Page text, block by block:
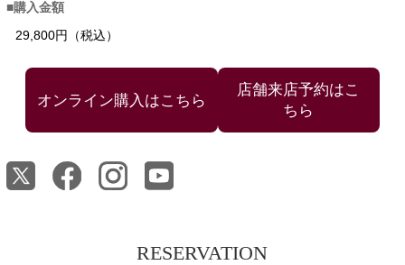
購入金額
29,800円（税込）
店舗来店予約はこ
ちら
RESERVATION